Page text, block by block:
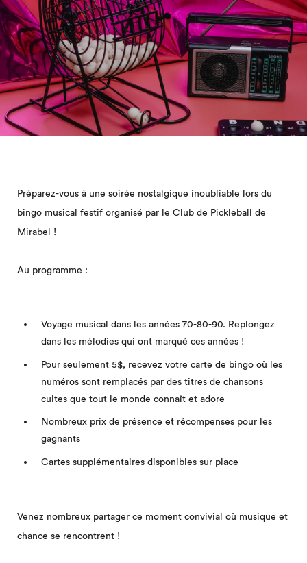
Préparez-vous à une soirée nostalgique inoubliable lors du
bingo musical festif organisé par le Club de Pickleball de
Mirabel !
Au programme :
Voyage musical dans les années 70-80-90. Replongez
dans les mélodies qui ont marqué ces années !
Pour seulement 5$, recevez votre carte de bingo où les
numéros sont remplacés par des titres de chansons
cultes que tout le monde connaît et adore
Nombreux prix de présence et récompenses pour les
gagnants
Cartes supplémentaires disponibles sur place
Venez nombreux partager ce moment convivial où musique et
chance se rencontrent !